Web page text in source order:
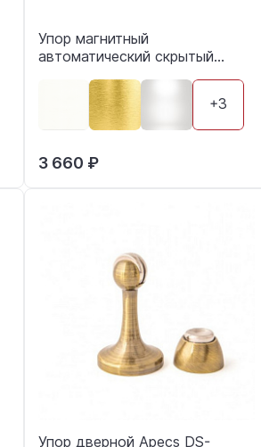
Упор магнитный
автоматический скрытый
+3
3 660 ₽
Упор дверной Apecs DS-